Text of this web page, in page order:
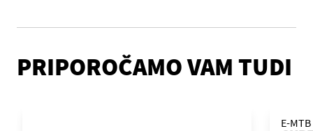
PRIPOROČAMO VAM TUDI
E-